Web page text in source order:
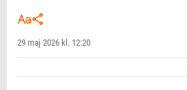
29 maj 2026 kl. 12:20